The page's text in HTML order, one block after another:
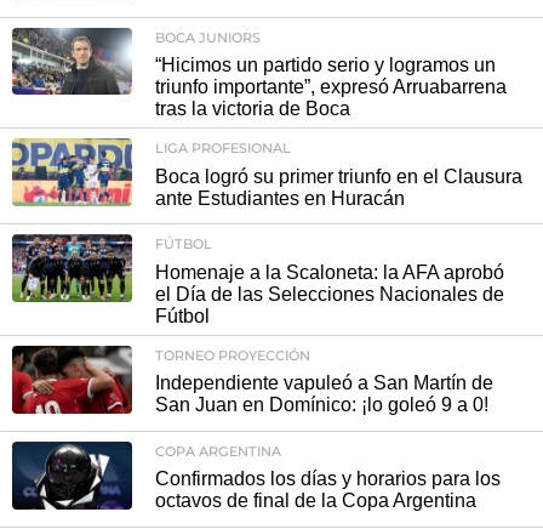
BOCA JUNIORS
“Hicimos un partido serio y logramos un
triunfo importante”, expresó Arruabarrena
tras la victoria de Boca
LIGA PROFESIONAL
Boca logró su primer triunfo en el Clausura
ante Estudiantes en Huracán
FÚTBOL
Homenaje a la Scaloneta: la AFA aprobó
el Día de las Selecciones Nacionales de
Fútbol
TORNEO PROYECCIÓN
Independiente vapuleó a San Martín de
San Juan en Domínico: ¡lo goleó 9 a 0!
COPA ARGENTINA
Confirmados los días y horarios para los
octavos de final de la Copa Argentina